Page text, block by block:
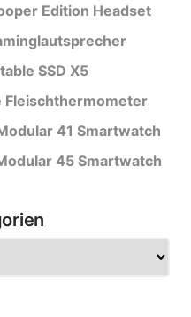
Edition Headset
SSD X5
Fleischthermometer
41 Smartwatch
45 Smartwatch